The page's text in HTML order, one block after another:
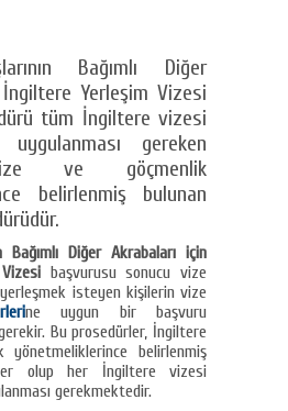
Bağımlı Diğer
Yerleşim Vizesi
tüm İngiltere vizesi
uygulanması gereken
ve göçmenlik
belirlenmiş bulunan
Bağımlı Diğer Akrabaları için
başvurusu sonucu vize
isteyen kişilerin vize
ne uygun bir başvuru
Bu prosedürler, İngiltere
belirlenmiş
olup her İngiltere vizesi
gerekmektedir.